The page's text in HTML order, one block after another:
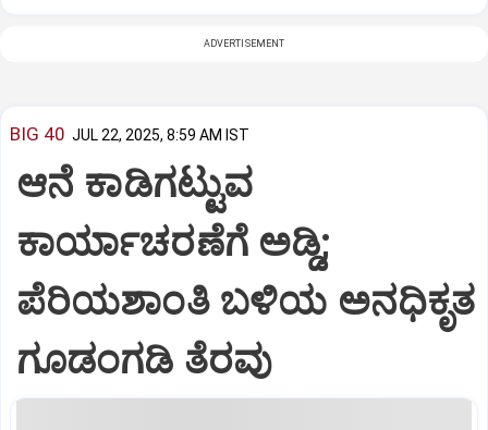
ADVERTISEMENT
BIG 40 JUL 22, 2025, 8:59 AM IST
ಆನೆ ಕಾಡಿಗಟ್ಟುವ
ಕಾರ್ಯಾಚರಣೆಗೆ ಅಡ್ಡಿ;
ಪೆರಿಯಶಾಂತಿ ಬಳಿಯ ಅನಧಿಕೃತ
ಗೂಡಂಗಡಿ ತೆರವು